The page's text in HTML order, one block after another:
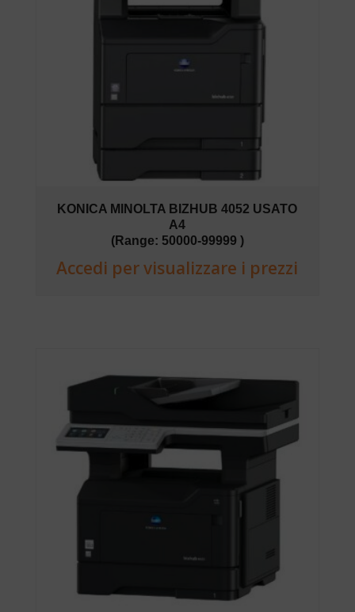
KONICA MINOLTA BIZHUB 4052 USATO
A4
(Range: 50000-99999 )
Accedi per visualizzare i prezzi